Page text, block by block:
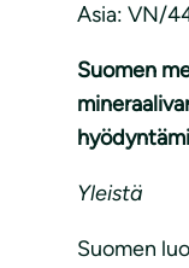
Asia: VN/
Suomen
Yleistä
Suomen